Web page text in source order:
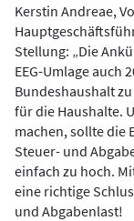
Kerstin Andreae,
Stellung: „Die
EEG-Umlage auch
Bundeshaushalt
für die Haushalte.
machen, sollte die
Steuer- und
einfach zu hoch.
eine richtige
und Abgabenlast!